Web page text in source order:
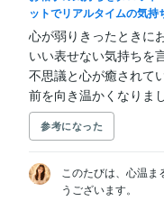
ットでリアルタイムの気持
心が弱りきったときに
いい表せない気持ちを
不思議と心が癒されて
前を向き温かくなりま
参考になった
このたびは、心温
うございます。